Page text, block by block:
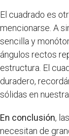
El cuadrado es
mencionarse. A
sencilla y
ángulos rectos
estructura. El
duradero,
sólidas en
En conclusión,
necesitan de